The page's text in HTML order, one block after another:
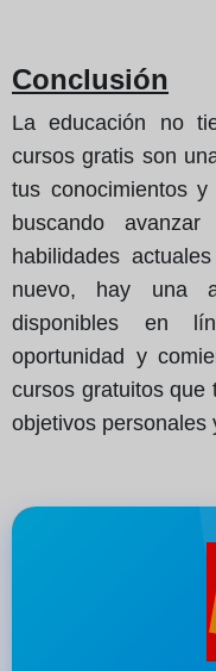
Conclusión
La educación no
cursos gratis son
tus conocimientos
buscando
habilidades
nuevo, hay una
disponibles en
oportunidad y
cursos gratuitos que
objetivos personales